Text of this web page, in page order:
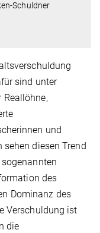
Schuldner
sind unter
Reallöhne,
und
diesen Trend
des
Dominanz des
Verschuldung ist
die